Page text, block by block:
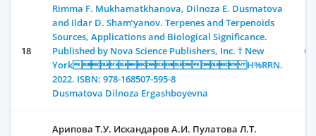
18
Rimma F. Mukhamatkhanova, Dilnoza E. Dusmatova
and Ildar D. Sham’yanov. Terpenes and Terpenoids
Sources, Applications and Biological Significance.
Published by Nova Science Publishers, Inc. † New
York H%RRN.
2022. ISBN: 978-168507-595-8
Dusmatova Dilnoza Ergashboyevna
Арипова Т.У. Искандаров А.И. Пулатова Л.Т.